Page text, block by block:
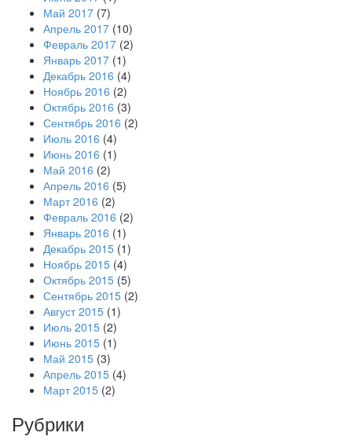
Май 2017 (7)
Апрель 2017 (10)
Февраль 2017 (2)
Январь 2017 (1)
Декабрь 2016 (4)
Ноябрь 2016 (2)
Октябрь 2016 (3)
Сентябрь 2016 (2)
Июль 2016 (4)
Июнь 2016 (1)
Май 2016 (2)
Апрель 2016 (5)
Март 2016 (2)
Февраль 2016 (2)
Январь 2016 (1)
Декабрь 2015 (1)
Ноябрь 2015 (4)
Октябрь 2015 (5)
Сентябрь 2015 (2)
Август 2015 (1)
Июль 2015 (2)
Июнь 2015 (1)
Май 2015 (3)
Апрель 2015 (4)
Март 2015 (2)
Рубрики